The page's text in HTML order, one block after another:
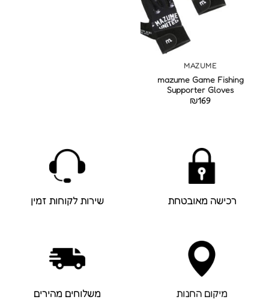
MAZUME
mazume Game Fishing
Supporter Gloves
₪169
רכישה מאובטחת שירות לקוחות זמין
מיקום החנות משלוחים מהירים